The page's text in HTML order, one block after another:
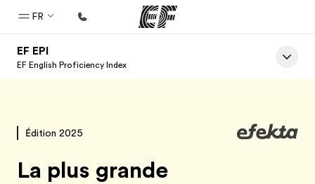
FR
Accueil
Nos offres
Bureaux
EF EPI
EF English Proficiency Index
Édition 2025
La plus grande